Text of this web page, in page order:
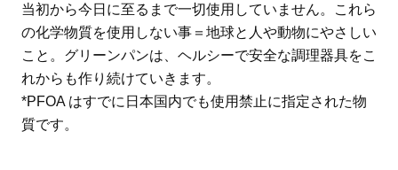
当初から今日に至るまで一切使用していません。これら
の化学物質を使用しない事＝地球と人や動物にやさしい
こと。グリーンパンは、ヘルシーで安全な調理器具をこ
れからも作り続けていきます。
*PFOA はすでに日本国内でも使用禁止に指定された物
質です。